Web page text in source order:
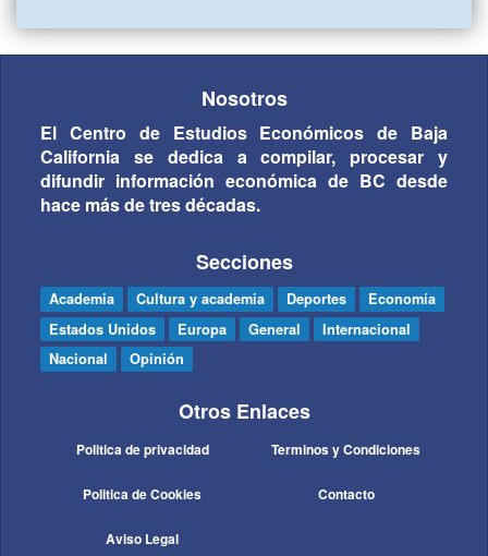
Nosotros
El Centro de Estudios Económicos de Baja
California se dedica a compilar, procesar y
difundir información económica de BC desde
hace más de tres décadas.
Secciones
Academia Cultura y academia Deportes
Economía
Estados Unidos
Europa General
Internacional
Nacional
Opinión
Otros Enlaces
Politica de privacidad
Politica de Cookies
Aviso Legal
Terminos y Condiciones
Contacto